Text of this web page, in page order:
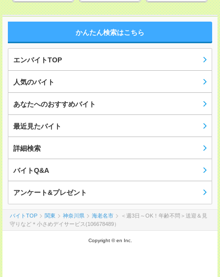
かんたん検索はこちら
エンバイトTOP
人気のバイト
あなたへのおすすめバイト
最近見たバイト
詳細検索
バイトQ&A
アンケート&プレゼント
バイトTOP 関東 神奈川県 海老名市
＜週3日～OK！年齢不問＞送迎＆見
守りなど＊小さめデイサービス(106678489）
Copyright © en Inc.